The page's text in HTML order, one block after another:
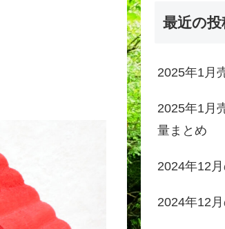
最近の投
2025年1月
2025年1月
量まとめ
2024年12
2024年12